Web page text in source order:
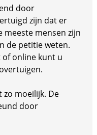
door
zijn dat er
meeste mensen zijn
de petitie weten.
online kunt u
zo moeilijk. De
door